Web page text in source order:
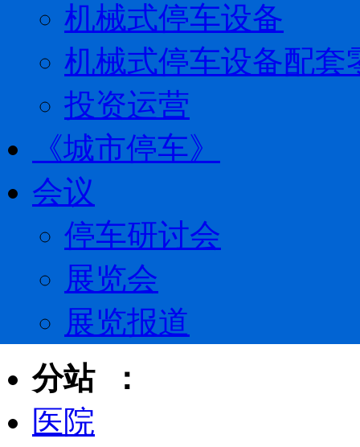
机械式停车设备
机械式停车设备配套
投资运营
《城市停车》
会议
停车研讨会
展览会
展览报道
分站 ：
医院